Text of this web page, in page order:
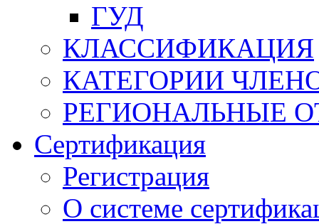
ГУД
КЛАССИФИКАЦИЯ
КАТЕГОРИИ
РЕГИОНАЛЬНЫЕ
Сертификация
Регистрация
О системе